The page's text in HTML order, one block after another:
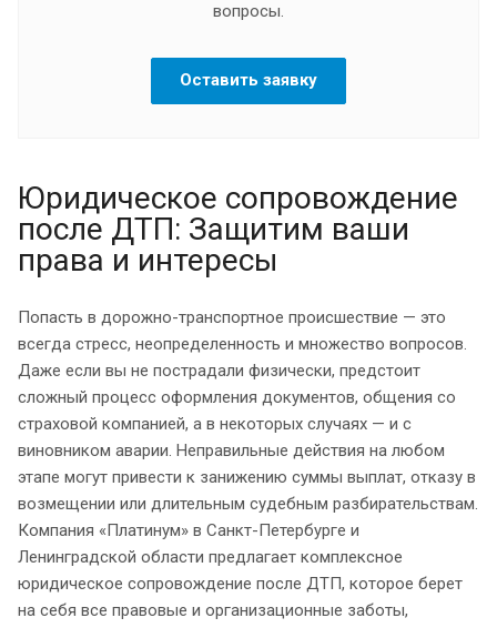
вопросы.
Оставить заявку
Юридическое сопровождение
после ДТП: Защитим ваши
права и интересы
Попасть в дорожно-транспортное происшествие — это
всегда стресс, неопределенность и множество вопросов.
Даже если вы не пострадали физически, предстоит
сложный процесс оформления документов, общения со
страховой компанией, а в некоторых случаях — и с
виновником аварии. Неправильные действия на любом
этапе могут привести к занижению суммы выплат, отказу в
возмещении или длительным судебным разбирательствам.
Компания «Платинум» в Санкт-Петербурге и
Ленинградской области предлагает комплексное
юридическое сопровождение после ДТП, которое берет
на себя все правовые и организационные заботы,